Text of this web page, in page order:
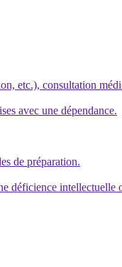
etc.), consultation
avec une dépendance.
de préparation.
déficience intellectuelle